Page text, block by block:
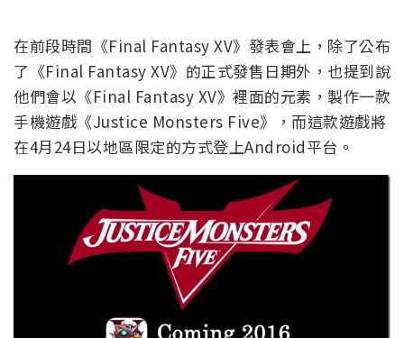
在前段時間《Final Fantasy XV》發表會上，除了公布
了《Final Fantasy XV》的正式發售日期外，也提到說
他們會以《Final Fantasy XV》裡面的元素，製作一款
手機遊戲《Justice Monsters Five》，而這款遊戲將
在4月24日以地區限定的方式登上Android平台。